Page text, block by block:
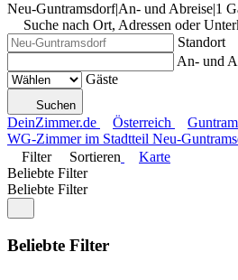
Neu-Guntramsdorf|An- und Abreise|1
Suche nach Ort, Adressen oder
Standort
An- und
Gäste
Suchen
DeinZimmer.de Österreich
WG-Zimmer im Stadtteil Neu-
Filter
Sortieren
Karte
Beliebte Filter
Beliebte Filter
Beliebte Filter